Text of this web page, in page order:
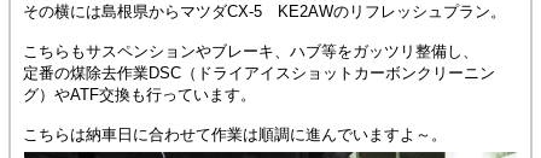
その横には島根県からマツダCX-5 KE2AWのリフレッシュプラン。
こちらもサスペンションやブレーキ、ハブ等をガッツリ整備し、
定番の煤除去作業DSC（ドライアイスショットカーボンクリーニン
グ）やATF交換も行っています。
こちらは納車日に合わせて作業は順調に進んでいますよ～。